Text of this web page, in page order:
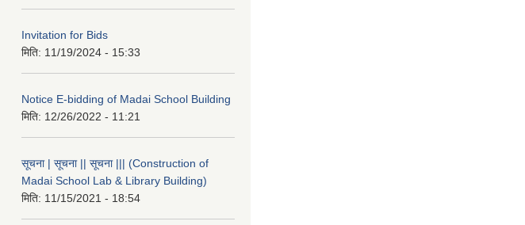
Invitation for Bids
मिति: 11/19/2024 - 15:33
Notice E-bidding of Madai School Building
मिति: 12/26/2022 - 11:21
सूचना | सूचना || सूचना ||| (Construction of
Madai School Lab & Library Building)
मिति: 11/15/2021 - 18:54